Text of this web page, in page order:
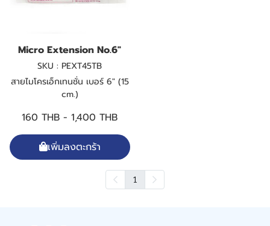
Micro Extension No.6"
SKU : PEXT45TB
สายไมโครเอ็กเทนชั่น เบอร์ 6" (15
cm.)
160 THB -1,400 THB
เพิ่มลงตะกร้า
1